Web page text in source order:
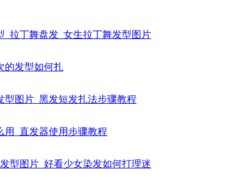
_拉丁舞盘发_女生拉丁舞发型图片
的发型如何扎
型图片_黑发短发扎法步骤教程
用_直发器使用步骤教程
型图片_好看少女染发如何打理迷